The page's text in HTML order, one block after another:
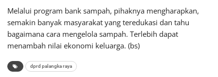
Melalui program bank sampah, pihaknya mengharapkan,
semakin banyak masyarakat yang teredukasi dan tahu
bagaimana cara mengelola sampah. Terlebih dapat
menambah nilai ekonomi keluarga. (bs)
dprd palangka raya